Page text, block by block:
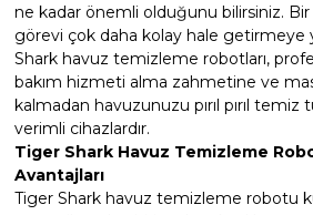
Kalsiyum Hipoklorit
Süper Pool
Temizleyici
Ayak Havuzu
Bahçe Havuz
Havuz Robotu Yedek
ne kadar önemli olduğunu bilirsiniz.
görevi çok daha kolay hale getirmeye
Shark havuz temizleme robotları,
bakım hizmeti alma zahmetine ve
kalmadan havuzunuzu pırıl pırıl
verimli cihazlardır.
Tiger Shark Havuz Temizleme
Avantajları
Tiger Shark havuz temizleme robotu